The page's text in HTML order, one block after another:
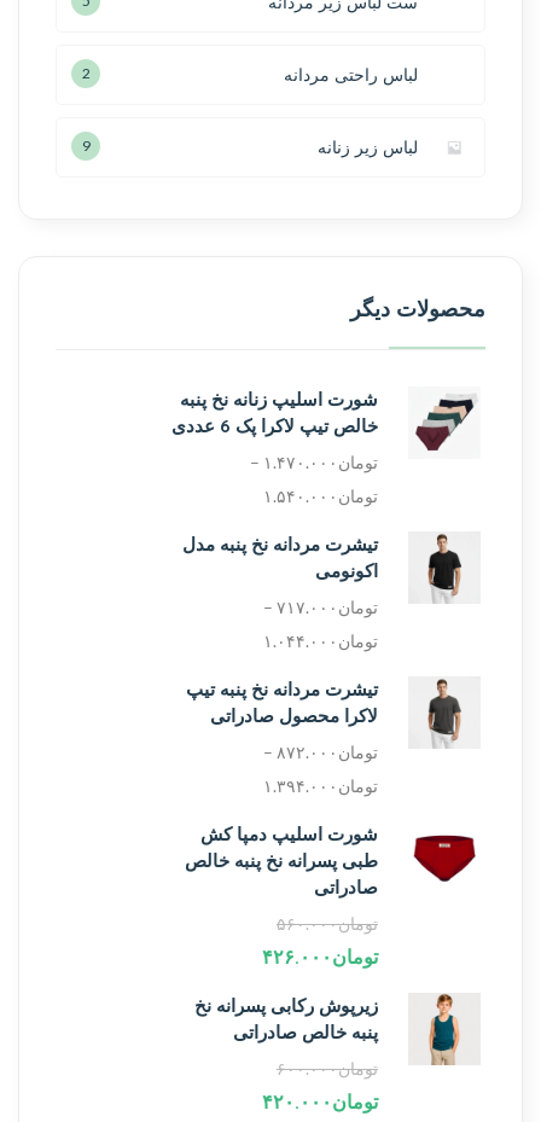
لباس راحتی مردانه 2
لباس زیر زنانه 9
محصولات دیگر
شورت اسلیپ زنانه نخ پنبه
خالص تیپ لاکرا پک 6 عددی
تومان ۱.۴۷۰.۰۰۰ –
تومان ۱.۵۴۰.۰۰۰
تیشرت مردانه نخ پنبه مدل
اکونومی
تومان ۷۱۷.۰۰۰ –
تومان ۱.۰۴۴.۰۰۰
تیشرت مردانه نخ پنبه تیپ
لاکرا محصول صادراتی
تومان ۸۷۲.۰۰۰ –
تومان ۱.۳۹۴.۰۰۰
شورت اسلیپ دمپا کش
طبی پسرانه نخ پنبه خالص
صادراتی
تومان۵۶۰.۰۰۰
تومان ۴۲۶.۰۰۰
زیرپوش رکابی پسرانه نخ
پنبه خالص صادراتی
تومان۶۰۰.۰۰۰
تومان ۴۲۰.۰۰۰